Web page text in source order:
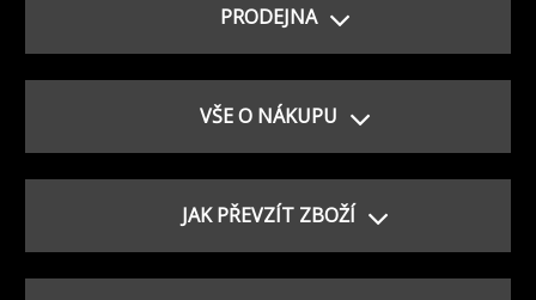
PRODEJNA
VŠE O NÁKUPU
JAK PŘEVZÍT ZBOŽÍ